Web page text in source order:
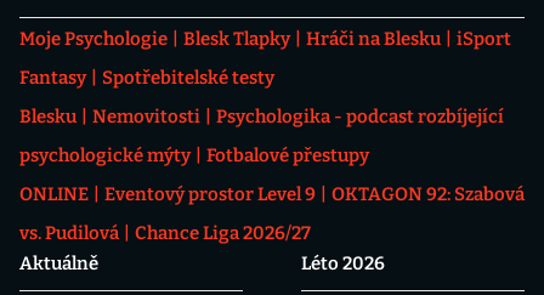
Moje Psychologie Blesk Tlapky Hráči na Blesku
iSport
Fantasy
Spotřebitelské testy
Blesku
Nemovitosti
Psychologika - podcast rozbíjející
psychologické mýty
Fotbalové přestupy
ONLINE
Eventový prostor Level 9
OKTAGON 92: Szabová
vs. Pudilová
Chance Liga 2026/27
Aktuálně
Léto 2026